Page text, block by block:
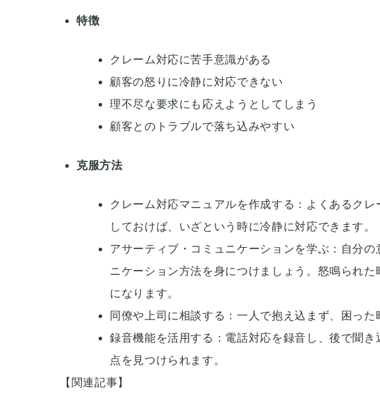
特徴
クレーム対応に苦手意識がある
顧客の怒りに冷静に対応できない
理不尽な要求にも応えようとしてしまう
顧客とのトラブルで落ち込みやすい
克服方法
クレーム対応マニュアルを作成する：よくあるク
しておけば、いざという時に冷静に対応できます。
アサーティブ・コミュニケーションを学ぶ：自分
ニケーション方法を身につけましょう。怒鳴られ
になります。
同僚や上司に相談する：一人で抱え込まず、困った
録音機能を活用する：電話対応を録音し、後で聞
点を見つけられます。
【関連記事】